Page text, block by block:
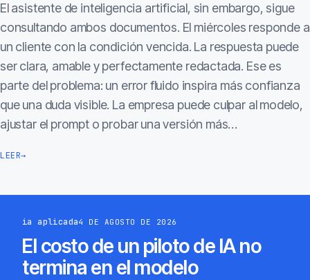
El asistente de inteligencia artificial, sin embargo, sigue
consultando ambos documentos. El miércoles responde a
un cliente con la condición vencida. La respuesta puede
ser clara, amable y perfectamente redactada. Ese es
parte del problema: un error fluido inspira más confianza
que una duda visible. La empresa puede culpar al modelo,
ajustar el prompt o probar una versión más…
LEER→
ia aplicada4 DE AGOSTO DE 2026
El costo de un piloto de IA no
termina en el modelo